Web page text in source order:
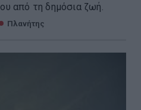
από τη δημόσια ζωή.
Πλανήτης